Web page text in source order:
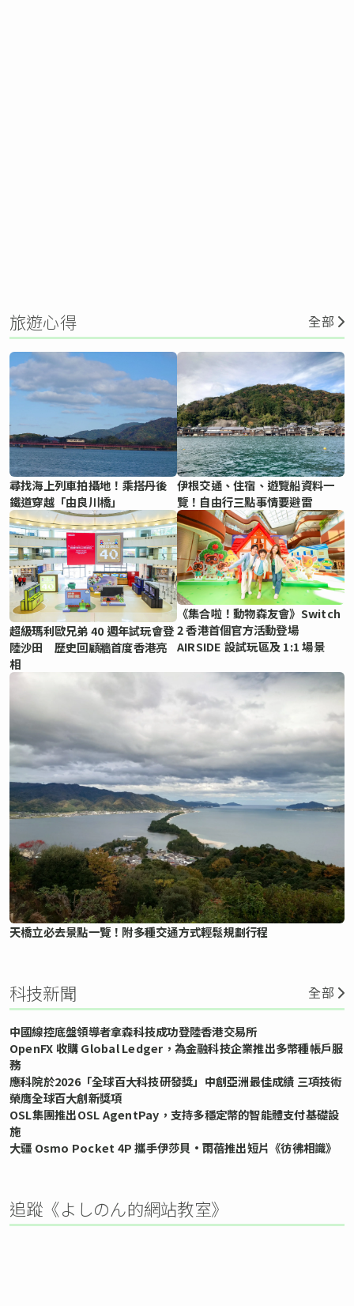
旅遊心得 全部
尋找海上列車拍攝地！乘搭丹後
鐵道穿越「由良川橋」
伊根交通、住宿、遊覽船資料一
覽！自由行三點事情要避雷
超級瑪利歐兄弟 40 週年試玩會登
陸沙田 歷史回顧牆首度香港亮
相
《集合啦！動物森友會》Switch
2 香港首個官方活動登場
AIRSIDE 設試玩區及 1:1 場景
天橋立必去景點一覽！附多種交通方式輕鬆規劃行程
科技新聞 全部
中國線控底盤領導者拿森科技成功登陸香港交易所
OpenFX 收購 Global Ledger，為金融科技企業推出多幣種帳戶服
務
應科院於2026「全球百大科技研發獎」中創亞洲最佳成績 三項技術
榮膺全球百大創新獎項
OSL集團推出OSL AgentPay，支持多穩定幣的智能體支付基礎設
施
大疆 Osmo Pocket 4P 攜手伊莎貝•雨蓓推出短片《彷彿相識》
追蹤《よしのん的網站教室》